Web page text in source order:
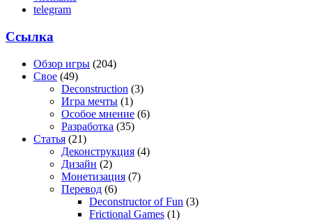
telegram
Ссылка
Обзор игры (204)
Свое (49)
Deconstruction (3)
Игра мечты (1)
Особое мнение (6)
Разработка (35)
Статья (21)
Деконструкция (4)
Дизайн (2)
Монетизация (7)
Перевод (6)
Deconstructor of Fun (3)
Frictional Games (1)